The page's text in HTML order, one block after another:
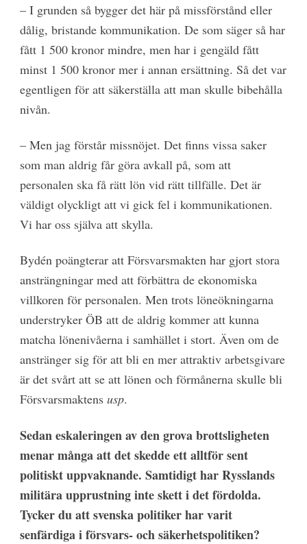
– I grunden så bygger det här på missförstånd eller
dålig, bristande kommunikation. De som säger så har
fått 1 500 kronor mindre, men har i gengäld fått
minst 1 500 kronor mer i annan ersättning. Så det var
egentligen för att säkerställa att man skulle bibehålla
nivån.
– Men jag förstår missnöjet. Det finns vissa saker
som man aldrig får göra avkall på, som att
personalen ska få rätt lön vid rätt tillfälle. Det är
väldigt olyckligt att vi gick fel i kommunikationen.
Vi har oss själva att skylla.
Bydén poängterar att Försvarsmakten har gjort stora
ansträngningar med att förbättra de ekonomiska
villkoren för personalen. Men trots löneökningarna
understryker ÖB att de aldrig kommer att kunna
matcha lönenivåerna i samhället i stort. Även om de
anstränger sig för att bli en mer attraktiv arbetsgivare
är det svårt att se att lönen och förmånerna skulle bli
Försvarsmaktens usp.
Sedan eskaleringen av den grova brottsligheten
menar många att det skedde ett alltför sent
politiskt uppvaknande. Samtidigt har Rysslands
militära upprustning inte skett i det fördolda.
Tycker du att svenska politiker har varit
senfärdiga i försvars- och säkerhetspolitiken?